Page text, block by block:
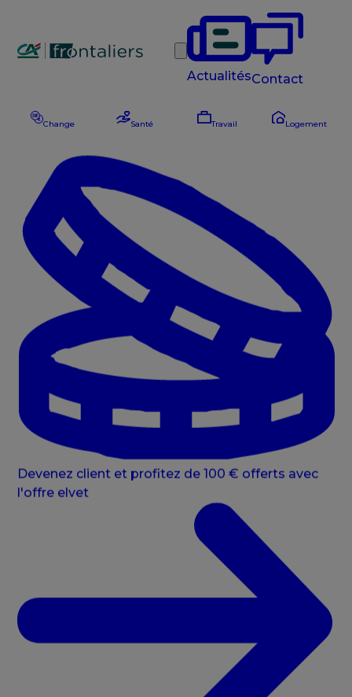
Rechercher
ActualitésContact
Change Santé Travail Logement
Devenez client et profitez de 100 € offerts avec
l'offre elvet